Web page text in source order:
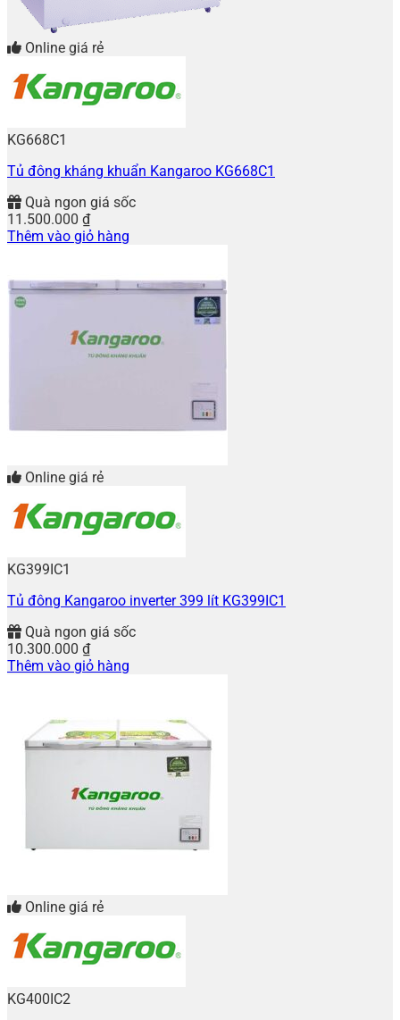
Online giá rẻ
KG668C1
Tủ đông kháng khuẩn Kangaroo KG668C1
Quà ngon giá sốc
11.500.000 ₫
Thêm vào giỏ hàng
Online giá rẻ
KG399IC1
Tủ đông Kangaroo inverter 399 lít KG399IC1
Quà ngon giá sốc
10.300.000 ₫
Thêm vào giỏ hàng
Online giá rẻ
KG400IC2